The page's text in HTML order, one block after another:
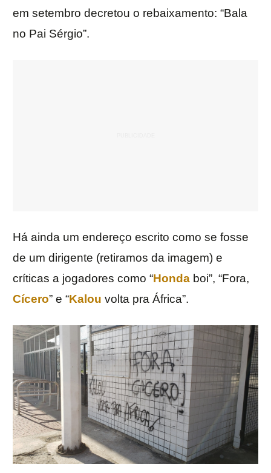
em setembro decretou o rebaixamento: “Bala
no Pai Sérgio”.
Há ainda um endereço escrito como se fosse
de um dirigente (retiramos da imagem) e
críticas a jogadores como “Honda boi”, “Fora,
Cícero” e “Kalou volta pra África”.